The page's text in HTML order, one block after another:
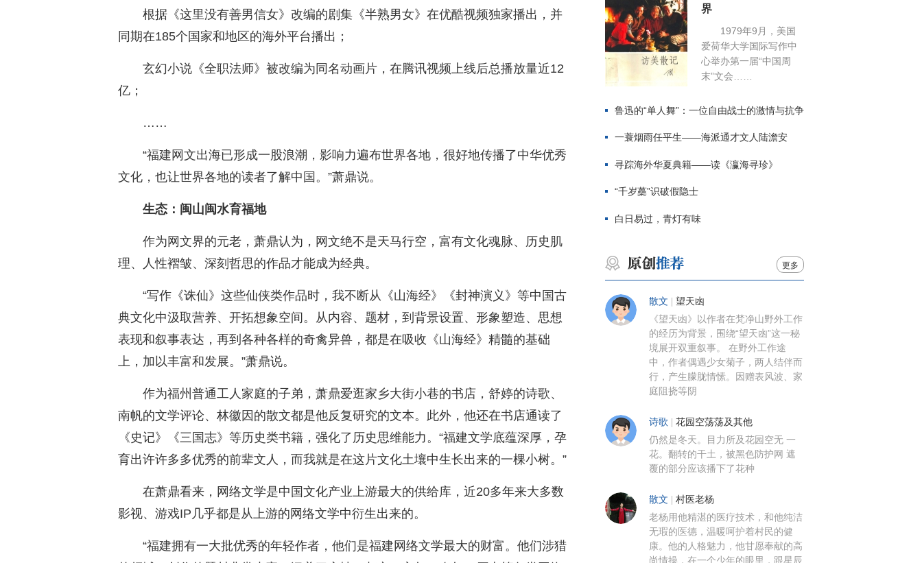
根据《这里没有善男信女》改编的剧集《半熟男女》在优酷视频独家播出，并
同期在185个国家和地区的海外平台播出；
玄幻小说《全职法师》被改编为同名动画片，在腾讯视频上线后总播放量近12
亿；
……
“福建网文出海已形成一股浪潮，影响力遍布世界各地，很好地传播了中华优秀
文化，也让世界各地的读者了解中国。”萧鼎说。
生态：闽山闽水育福地
作为网文界的元老，萧鼎认为，网文绝不是天马行空，富有文化魂脉、历史肌
理、人性褶皱、深刻哲思的作品才能成为经典。
“写作《诛仙》这些仙侠类作品时，我不断从《山海经》《封神演义》等中国古
典文化中汲取营养、开拓想象空间。从内容、题材，到背景设置、形象塑造、思想
表现和叙事表达，再到各种各样的奇禽异兽，都是在吸收《山海经》精髓的基础
上，加以丰富和发展。”萧鼎说。
作为福州普通工人家庭的子弟，萧鼎爱逛家乡大街小巷的书店，舒婷的诗歌、
南帆的文学评论、林徽因的散文都是他反复研究的文本。此外，他还在书店通读了
《史记》《三国志》等历史类书籍，强化了历史思维能力。“福建文学底蕴深厚，孕
育出许许多多优秀的前辈文人，而我就是在这片文化土壤中生长出来的一棵小树。”
在萧鼎看来，网络文学是中国文化产业上游最大的供给库，近20多年来大多数
影视、游戏IP几乎都是从上游的网络文学中衍生出来的。
“福建拥有一大批优秀的年轻作者，他们是福建网络文学最大的财富。他们涉猎
界
1979年9月，美国
爱荷华大学国际写作中
心举办第一届“中国周
末”文会……
鲁迅的“单人舞”：一位自由战士的激情与抗争
一蓑烟雨任平生——海派通才文人陆澹安
寻踪海外华夏典籍——读《瀛海寻珍》
“千岁蘽”识破假隐士
白日易过，青灯有味
更多
散文 望天凼
《望天凼》以作者在梵净山野外工作
的经历为背景，围绕“望天凼”这一秘
境展开双重叙事。 在野外工作途
中，作者偶遇少女菊子，两人结伴而
行，产生朦胧情愫。因赠表风波、家
庭阻挠等阴
诗歌 花园空荡荡及其他
仍然是冬天。目力所及花园空无 一
花。翻转的干土，被黑色防护网 遮
覆的部分应该播下了花种
散文 村医老杨
老杨用他精湛的医疗技术，和他纯洁
无瑕的医德，温暖呵护着村民的健
康。他的人格魅力，他甘愿奉献的高
尚情操，在一个少年的眼里，跟星辰